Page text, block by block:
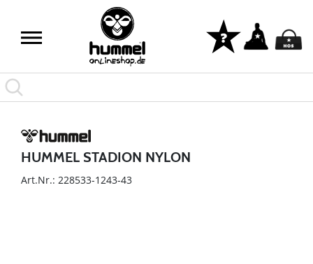
HUMMEL STADION NYLON
Art.Nr.: 228533-1243-43